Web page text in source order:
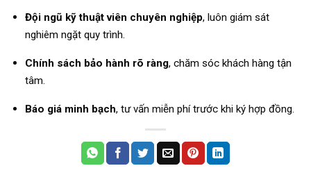
Đội ngũ kỹ thuật viên chuyên nghiệp, luôn giám sát
nghiêm ngặt quy trình.
Chính sách bảo hành rõ ràng, chăm sóc khách hàng tận
tâm.
Báo giá minh bạch, tư vấn miễn phí trước khi ký hợp đồng.